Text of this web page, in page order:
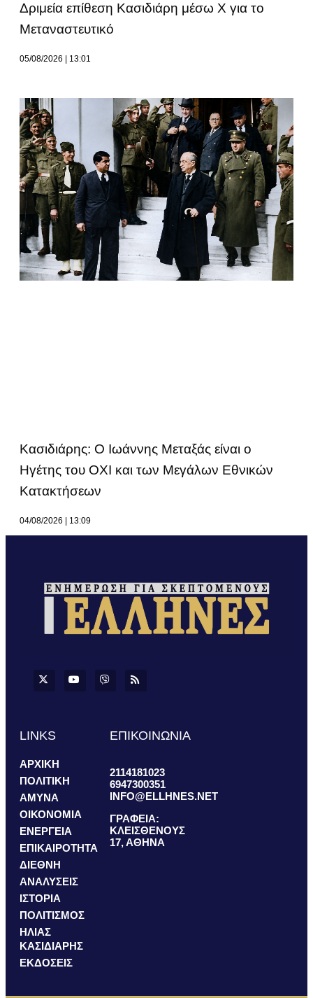
Δριμεία επίθεση Κασιδιάρη μέσω Χ για το
Μεταναστευτικό
05/08/2026 13:01
Κασιδιάρης: Ο Ιωάννης Μεταξάς είναι ο
Ηγέτης του ΟΧΙ και των Μεγάλων Εθνικών
Κατακτήσεων
04/08/2026 13:09
LINKS
ΑΡΧΙΚΗ
ΠΟΛΙΤΙΚΗ
ΑΜΥΝΑ
ΟΙΚΟΝΟΜΙΑ
ΕΝΕΡΓΕΙΑ
ΕΠΙΚΑΙΡΟΤΗΤΑ
ΔΙΕΘΝΗ
ΑΝΑΛΥΣΕΙΣ
ΙΣΤΟΡΙΑ
ΠΟΛΙΤΙΣΜΟΣ
ΗΛΙΑΣ
ΚΑΣΙΔΙΑΡΗΣ
ΕΚΔΟΣΕΙΣ
ΕΠΙΚΟΙΝΩΝΙΑ
2114181023
6947300351
INFO@ELLHNES.NET
ΓΡΑΦΕΙΑ:
ΚΛΕΙΣΘΕΝΟΥΣ
17, ΑΘΗΝΑ